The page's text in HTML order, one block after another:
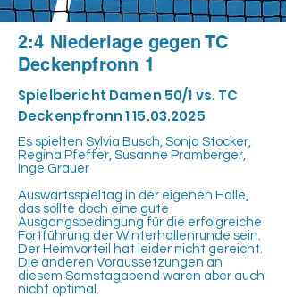
2:4 Niederlage gegen TC
Deckenpfronn 1
Spielbericht Damen 50/1 vs. TC
Deckenpfronn1 15.03.2025
Es spielten Sylvia Busch, Sonja Stocker,
Regina Pfeffer, Susanne Pramberger,
Inge Grauer
Auswärtsspieltag in der eigenen Halle,
das sollte doch eine gute
Ausgangsbedingung für die erfolgreiche
Fortführung der Winterhallenrunde sein.
Der Heimvorteil hat leider nicht gereicht.
Die anderen Voraussetzungen an
diesem Samstagabend waren aber auch
nicht optimal.